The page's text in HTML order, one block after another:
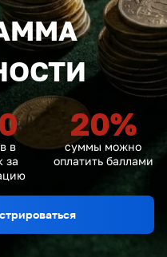
в
за
20%
суммы можно
оплатить баллами